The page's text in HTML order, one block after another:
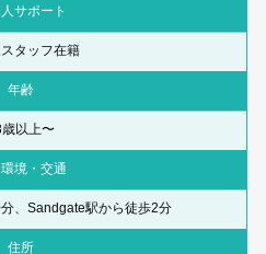
サポート
タッフ在籍
年齢
歳以上〜
境・交通
、Sandgate駅から徒歩2分
住所